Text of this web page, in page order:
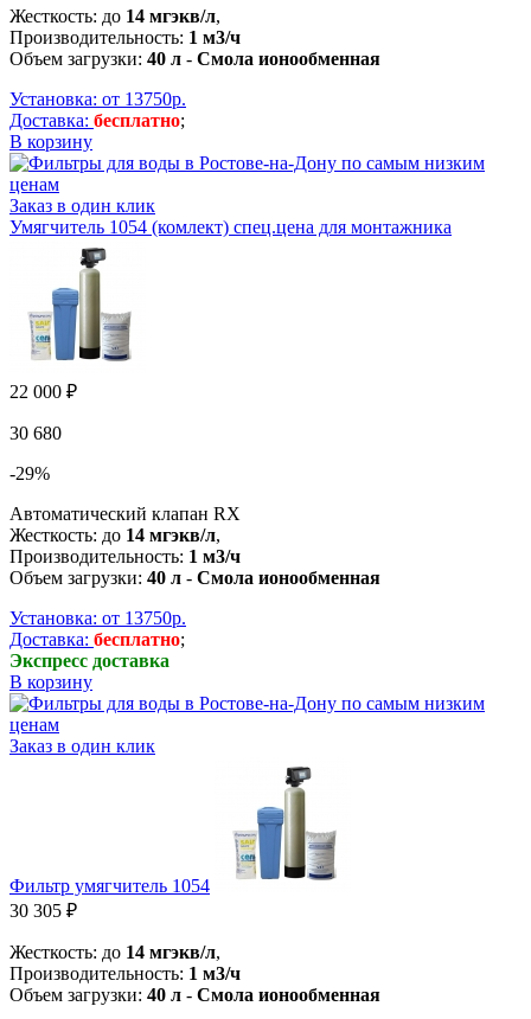
Жесткость: до 14 мгэкв/л,
Производительность: 1 м3/ч
Объем загрузки: 40 л - Смола ионообменная
Установка: от 13750р.
Доставка: бесплатно;
В корзину
Заказ в один клик
Умягчитель 1054 (комлект) спец.цена для монтажника
22 000 ₽
30 680
-29%
Автоматический клапан RX
Жесткость: до 14 мгэкв/л,
Производительность: 1 м3/ч
Объем загрузки: 40 л - Смола ионообменная
Установка: от 13750р.
Доставка: бесплатно;
Экспресс доставка
В корзину
Заказ в один клик
Фильтр умягчитель 1054
30 305 ₽
Жесткость: до 14 мгэкв/л,
Производительность: 1 м3/ч
Объем загрузки: 40 л - Смола ионообменная